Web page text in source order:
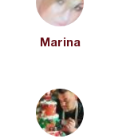
Marina